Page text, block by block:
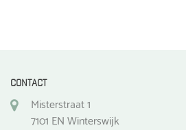
CONTACT
Misterstraat 1
7101 EN Winterswijk